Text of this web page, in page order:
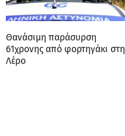
Θανάσιμη παράσυρση
61χρονης από φορτηγάκι στη
Λέρο